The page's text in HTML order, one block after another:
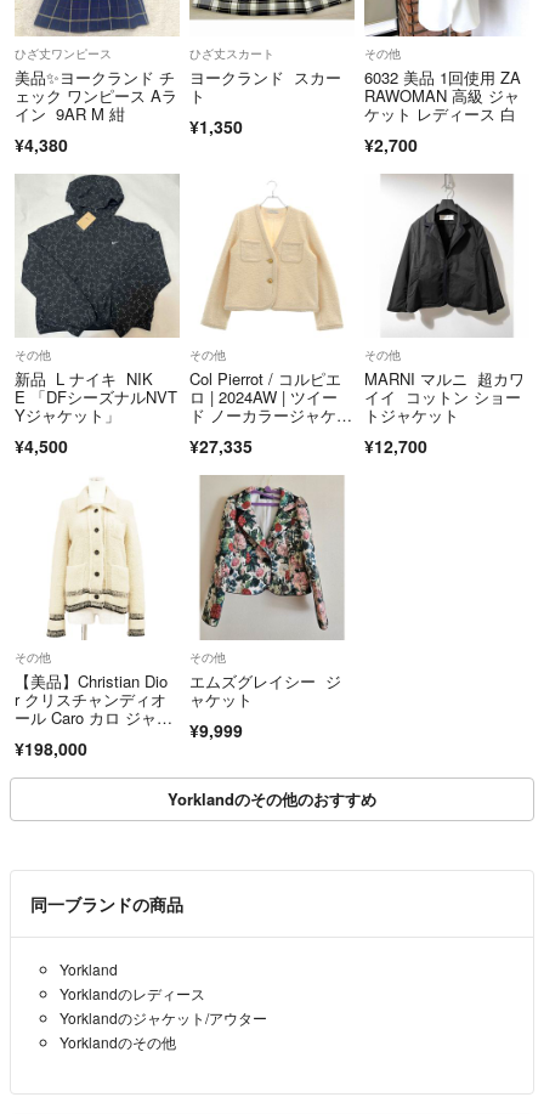
ひざ丈ワンピース
美品✨ヨークランド チ
ェック ワンピース Aラ
イン 9AR M 紺
¥4,380
ひざ丈スカート
ヨークランド スカー
ト
¥1,350
その他
6032 美品 1回使用 ZA
RAWOMAN 高級 ジャ
ケット レディース 白
¥2,700
その他
新品 L ナイキ NIK
E 「DFシーズナルNVT
Yジャケット」
¥4,500
その他
Col Pierrot / コルピエ
ロ | 2024AW | ツイー
ド ノーカラージャケッ
ディース
¥27,335
その他
MARNI マルニ 超カワ
イイ コットン ショー
トジャケット
¥12,700
その他
【美品】Christian Dio
r クリスチャンディオ
ール Caro カロ ジャケ
ース ロゴ フリースニ
ット ウール/ナイロ
ア製
¥198,000
その他
エムズグレイシー ジ
ャケット
¥9,999
Yorklandのその他のおすすめ
同一ブランドの商品
Yorkland
Yorklandのレディース
Yorklandのジャケット/アウター
Yorklandのその他